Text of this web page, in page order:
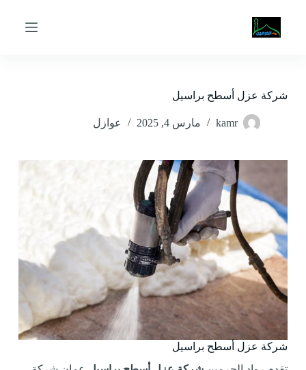
شركة عزل أسطح براسيل
kamr مارس 4, 2025 عوازل
شركة عزل أسطح براسيل